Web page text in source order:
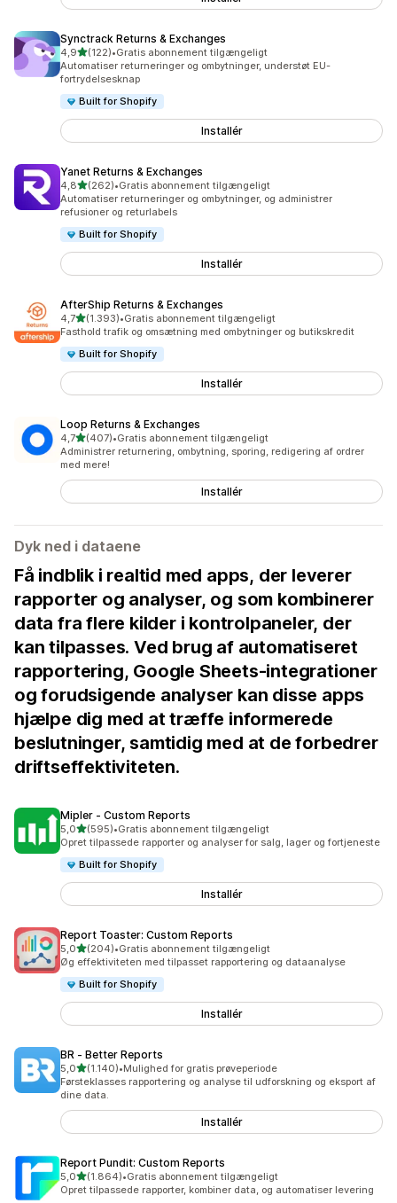
Synctrack Returns & Exchanges
4,9ud af 5 stjerner
(122)
122 anmeldelser i alt
•Gratis abonnement tilgængeligt
Automatiser returneringer og ombytninger, understøt EU-
fortrydelsesknap
Built for Shopify
Installér
Yanet Returns & Exchanges
4,8ud af 5 stjerner
(262)
262 anmeldelser i alt
•Gratis abonnement tilgængeligt
Automatiser returneringer og ombytninger, og administrer
refusioner og returlabels
Built for Shopify
Installér
AfterShip Returns & Exchanges
4,7ud af 5 stjerner
(1.393)
1393 anmeldelser i alt
•Gratis abonnement tilgængeligt
Fasthold trafik og omsætning med ombytninger og butikskredit
Built for Shopify
Installér
Loop Returns & Exchanges
4,7ud af 5 stjerner
(407)
407 anmeldelser i alt
•Gratis abonnement tilgængeligt
Administrer returnering, ombytning, sporing, redigering af ordrer
med mere!
Installér
Dyk ned i dataene
Få indblik i realtid med apps, der leverer
rapporter og analyser, og som kombinerer
data fra flere kilder i kontrolpaneler, der
kan tilpasses. Ved brug af automatiseret
rapportering, Google Sheets-integrationer
og forudsigende analyser kan disse apps
hjælpe dig med at træffe informerede
beslutninger, samtidig med at de forbedrer
driftseffektiviteten.
Mipler ‑ Custom Reports
5,0ud af 5 stjerner
(595)
595 anmeldelser i alt
•Gratis abonnement tilgængeligt
Opret tilpassede rapporter og analyser for salg, lager og fortjeneste
Built for Shopify
Installér
Report Toaster: Custom Reports
5,0ud af 5 stjerner
(204)
204 anmeldelser i alt
•Gratis abonnement tilgængeligt
Øg effektiviteten med tilpasset rapportering og dataanalyse
Built for Shopify
Installér
BR ‑ Better Reports
5,0ud af 5 stjerner
(1.140)
1140 anmeldelser i alt
•Mulighed for gratis prøveperiode
Førsteklasses rapportering og analyse til udforskning og eksport af
dine data.
Installér
Report Pundit: Custom Reports
5,0ud af 5 stjerner
(1.864)
1864 anmeldelser i alt
•Gratis abonnement tilgængeligt
Opret tilpassede rapporter, kombiner data, og automatiser levering